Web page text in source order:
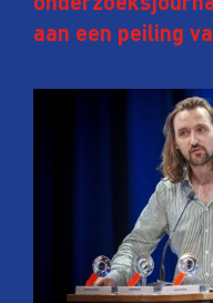
aan een peiling
afgelopen twee
juridische
procedure rond
journalisten tijd,
soms worden
gaat de hele